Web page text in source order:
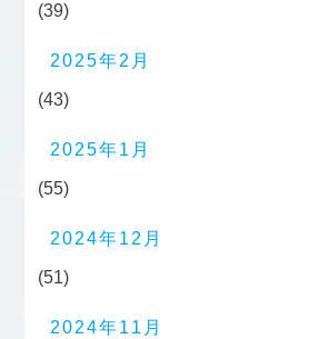
(39)
2025年2月
(43)
2025年1月
(55)
2024年12月
(51)
2024年11月